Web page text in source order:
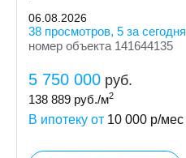
06.08.2026
38 просмотров, 5 за сегодня
номер объекта 141644135
5 750 000 руб.
138 889 руб./м2
В ипотеку от 10 000 р/мес